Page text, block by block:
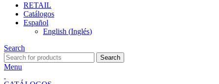
RETAIL
Catálogos
Español
English (Inglés)
Search
Search
Menu